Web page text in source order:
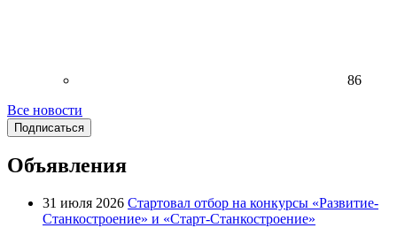
86
Все новости
Подписаться
Объявления
31 июля 2026 Стартовал отбор на конкурсы «Развитие-
Станкостроение» и «Старт-Станкостроение»